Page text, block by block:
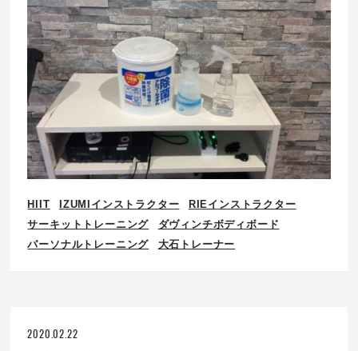
HIIT IZUMIインストラクター
RIEインストラクター
サーキットトレーニング
ダヴィンチボディボード
パーソナルトレーニング
大石トレーナー
2020.02.22